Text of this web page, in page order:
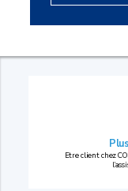
Etre client chez